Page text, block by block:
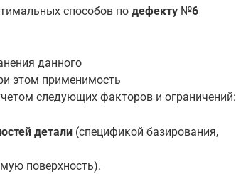
способов по дефекту №6
данного
этом применимость
следующих факторов и ограничений:
детали (спецификой базирования,
поверхность).